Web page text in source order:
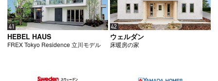
41
HEBEL HAUS
FREX Tokyo Residence 立川モデル
42
ウェルダン
床暖房の家